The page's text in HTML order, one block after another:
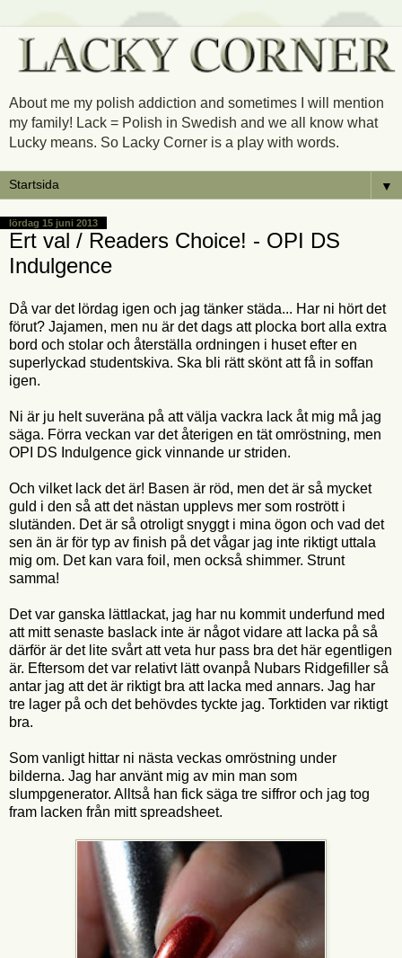
About me my polish addiction and sometimes I will mention
my family! Lack = Polish in Swedish and we all know what
Lucky means. So Lacky Corner is a play with words.
▼
lördag 15 juni 2013
Ert val / Readers Choice! - OPI DS
Indulgence
Då var det lördag igen och jag tänker städa... Har ni hört det
förut? Jajamen, men nu är det dags att plocka bort alla extra
bord och stolar och återställa ordningen i huset efter en
superlyckad studentskiva. Ska bli rätt skönt att få in soffan
igen.
Ni är ju helt suveräna på att välja vackra lack åt mig må jag
säga. Förra veckan var det återigen en tät omröstning, men
OPI DS Indulgence gick vinnande ur striden.
Och vilket lack det är! Basen är röd, men det är så mycket
guld i den så att det nästan upplevs mer som rostrött i
slutänden. Det är så otroligt snyggt i mina ögon och vad det
sen än är för typ av finish på det vågar jag inte riktigt uttala
mig om. Det kan vara foil, men också shimmer. Strunt
samma!
Det var ganska lättlackat, jag har nu kommit underfund med
att mitt senaste baslack inte är något vidare att lacka på så
därför är det lite svårt att veta hur pass bra det här egentligen
är. Eftersom det var relativt lätt ovanpå Nubars Ridgefiller så
antar jag att det är riktigt bra att lacka med annars. Jag har
tre lager på och det behövdes tyckte jag. Torktiden var riktigt
bra.
Som vanligt hittar ni nästa veckas omröstning under
bilderna. Jag har använt mig av min man som
slumpgenerator. Alltså han fick säga tre siffror och jag tog
fram lacken från mitt spreadsheet.